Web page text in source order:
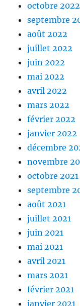
octobre 2022
septembre
août 2022
juillet 2022
juin 2022
mai 2022
avril 2022
mars 2022
février 2022
janvier 2022
décembre
novembre
octobre 2021
septembre
août 2021
juillet 2021
juin 2021
mai 2021
avril 2021
mars 2021
février 2021
janvier 2021